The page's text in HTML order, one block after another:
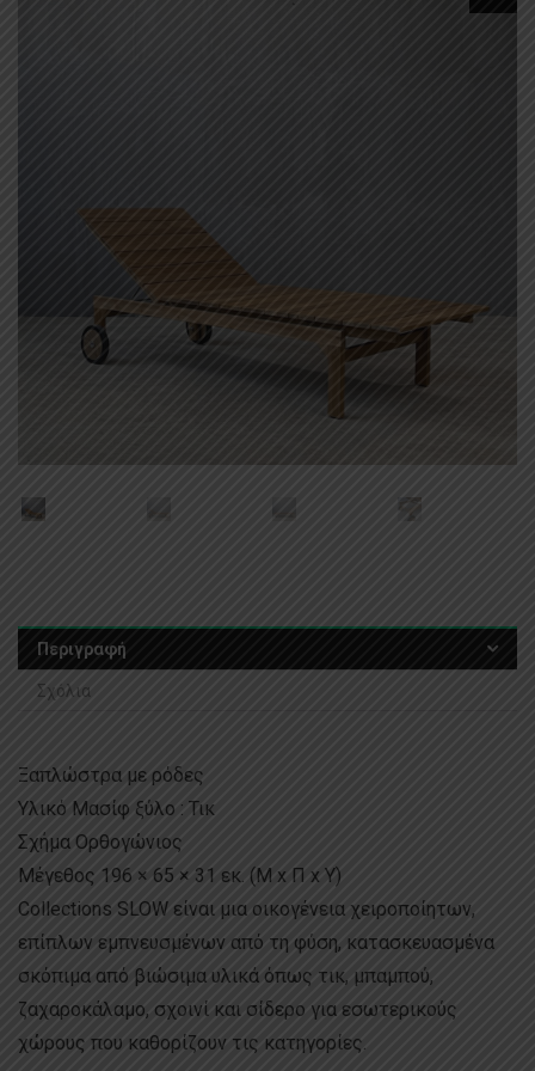
Περιγραφή
Σχόλια
Ξαπλώστρα με ρόδες
Υλικό Μασίφ ξύλο : Τικ
Σχήμα Ορθογώνιος
Μέγεθος 196 × 65 × 31 εκ. (Μ x Π x Υ)
Collections SLOW είναι μια οικογένεια χειροποίητων,
επίπλων εμπνευσμένων από τη φύση, κατασκευασμένα
σκόπιμα από βιώσιμα υλικά όπως τικ, μπαμπού,
ζαχαροκάλαμο, σχοινί και σίδερο για εσωτερικούς
χώρους που καθορίζουν τις κατηγορίες.